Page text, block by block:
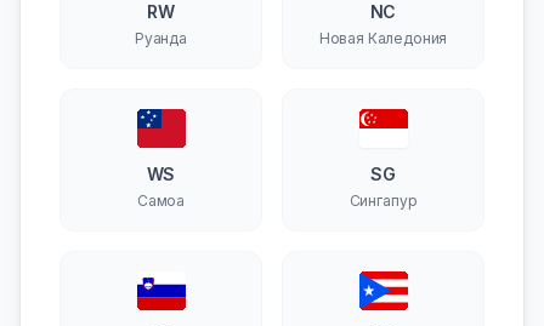
RW
Руанда
NC
Новая Каледония
WS
Самоа
SG
Сингапур